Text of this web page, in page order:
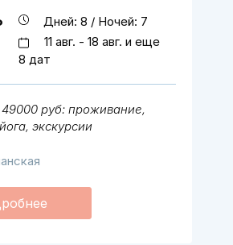
руб: проживание,
экскурсии
Дней: 8 / Ночей: 7
11 авг. - 18 авг. и еще
8 дат